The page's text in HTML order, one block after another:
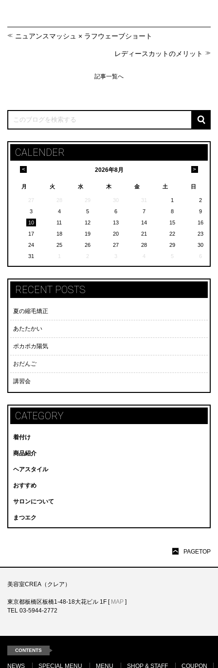
ニュアンスマッシュ × ラフウェーブショート
レディースカットのメリット
記事一覧へ
CALENDER
2026年8月
< >
月 火 水 木 金 土 日
27 28 29 30 31 1
2
3
4 5 6 7 8
9
10
11 12 13 14 15
16
17
18 19 20 21 22
23
24
25 26 27 28 29
30
31
1 2 3 4 5 6
RECENT POSTS
夏の縮毛矯正
あたたかい
ポカポカ陽気
おだんご
講習会
CATEGORY
着付け
商品紹介
ヘアスタイル
おすすめ
サロンについて
まつエク
PAGETOP
美容室CREA（クレア）
東京都板橋区板橋1-48-18大花ビル 1F [ MAP ]
TEL 03-5944-2772
CONTENTS
NEWS SPECIAL MENU MENU SHOP & STAFF COUPON